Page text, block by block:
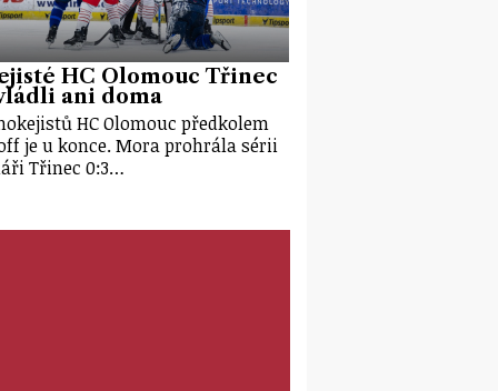
HC Olomouc Třinec
ani doma
HC Olomouc předkolem
je u konce. Mora prohrála sérii
Třinec 0:3…